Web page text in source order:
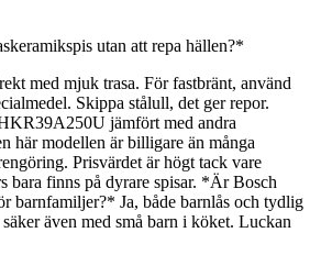
utan att repa hällen?*
med mjuk trasa. För fastbränt, använd
Skippa stålull, det ger repor.
jämfört med andra
här modellen är billigare än många
Prisvärdet är högt tack vare
bara finns på dyrare spisar. *Är Bosch
barnfamiljer?* Ja, både barnlås och tydlig
även med små barn i köket. Luckan